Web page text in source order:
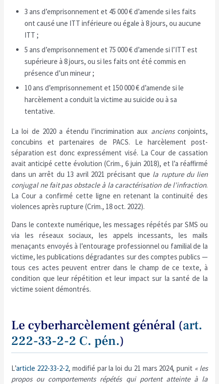
3 ans d’emprisonnement et 45 000 € d’amende si les faits
ont causé une ITT inférieure ou égale à 8 jours, ou aucune
ITT ;
5 ans d’emprisonnement et 75 000 € d’amende si l’ITT est
supérieure à 8 jours, ou si les faits ont été commis en
présence d’un mineur ;
10 ans d’emprisonnement et 150 000 € d’amende si le
harcèlement a conduit la victime au suicide ou à sa
tentative.
La loi de 2020 a étendu l’incrimination aux anciensconjoints,
concubins et partenaires de PACS. Le harcèlement post-
séparation est donc expressément visé. La Cour de cassation
avait anticipé cette évolution (Crim., 6 juin 2018), et l’a réaffirmé
dans un arrêt du 13 avril 2021 précisant que la rupture du lien
conjugal ne fait pas obstacle à la caractérisation de l’infraction.
La Cour a confirmé cette ligne en retenant la continuité des
violences après rupture (Crim., 18 oct. 2022).
Dans le contexte numérique, les messages répétés par SMS ou
via les réseaux sociaux, les appels incessants, les mails
menaçants envoyés à l’entourage professionnel ou familial de la
victime, les publications dégradantes sur des comptes publics —
tous ces actes peuvent entrer dans le champ de ce texte, à
condition que leur répétition et leur impact sur la santé de la
victime soient démontrés.
Le cyberharcèlement général (art.
222-33-2-2 C. pén.)
L’article 222-33-2-2, modifié par la loi du 21 mars 2024, punit « les
propos ou comportements répétés qui portent atteinte à la